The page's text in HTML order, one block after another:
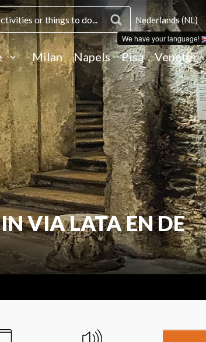
Nederlands (NL)
We have your language!
Milan Napels Pisa Venetië
VIA LATA EN DE